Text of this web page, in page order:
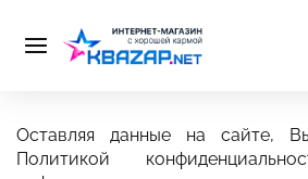
Оставляя данные на сайте,
Политикой